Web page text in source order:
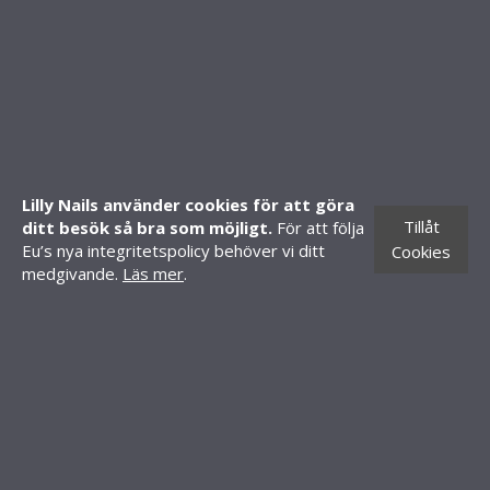
Lilly Nails använder cookies för att göra
ditt besök så bra som möjligt. För att följa
Eu’s nya integritetspolicy behöver vi ditt
medgivande. Läs mer.
Tillåt
Cookies
Butiker
CONTACT INFORMATION
Knäredsgatan 21